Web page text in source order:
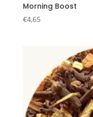
Morning Boost
€4,65